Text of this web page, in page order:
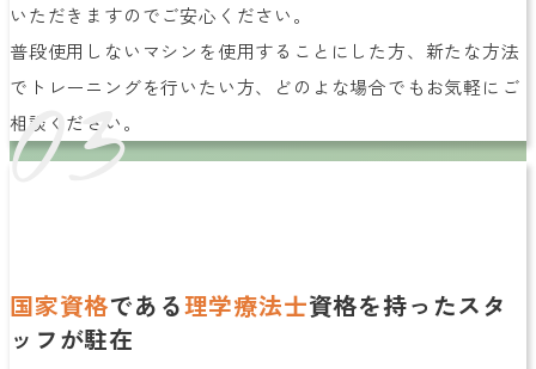
いただきますのでご安心ください。
普段使用しないマシンを使用することにした方、新たな方法
でトレーニングを行いたい方、どのよな場合でもお気軽にご
相談ください。
03
国家資格である理学療法士資格を持ったスタ
ッフが駐在